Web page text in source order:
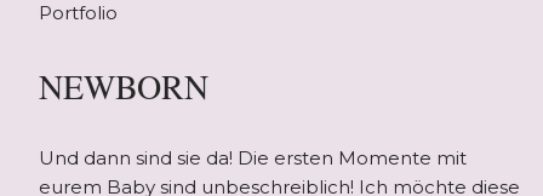
Portfolio
NEWBORN
Und dann sind sie da! Die ersten Momente mit
eurem Baby sind unbeschreiblich! Ich möchte diese